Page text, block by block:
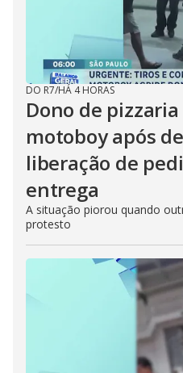
DO R7/HÁ 4 HORAS
Dono de
motoboy após
liberação de
entrega
A situação piorou quando
protesto